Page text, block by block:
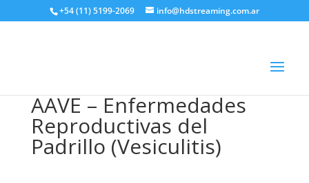
+54 (11) 5199-2069 info@hdstreaming.com.ar
AAVE – Enfermedades
Reproductivas del
Padrillo (Vesiculitis)